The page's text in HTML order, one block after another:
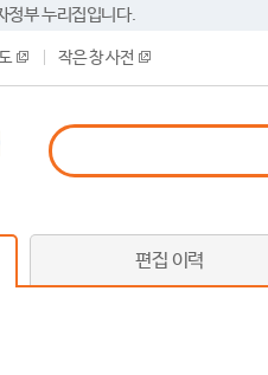
정부 누리집입니다.
작은 창 사전
편집 이력